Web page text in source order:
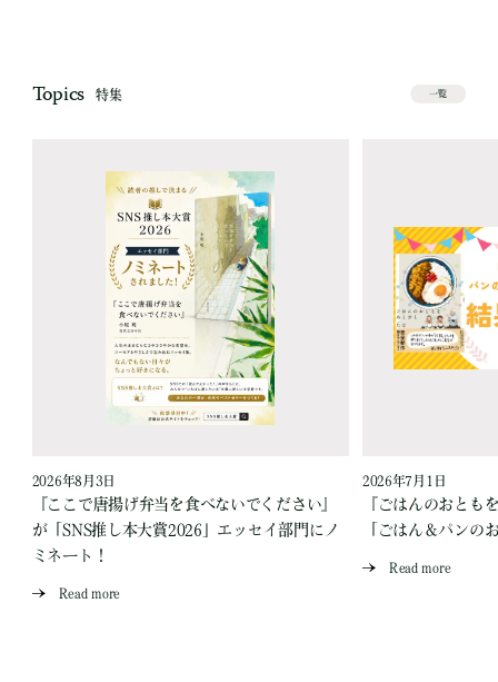
Topics 特集 一覧
2026年8月3日
『ここで唐揚げ弁当を食べないでください』
が「SNS推し本大賞2026」エッセイ部門にノ
ミネート！
Read more
2026年7月1日
『ごはんのおとも
「ごはん＆パンの
Read more